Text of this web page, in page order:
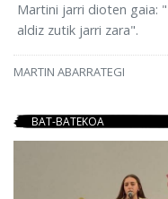
Martini jarri dioten gaia:
aldiz zutik jarri zara".
MARTIN ABARRATEGI
BAT-BATEKOA